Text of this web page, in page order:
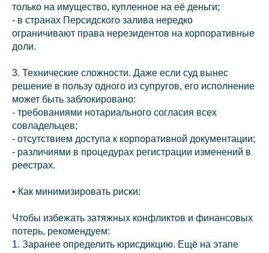
только на имущество, купленное на её деньги;
- в странах Персидского залива нередко
ограничивают права нерезидентов на корпоративные
доли.
3. Технические сложности. Даже если суд вынес
решение в пользу одного из супругов, его исполнение
может быть заблокировано:
- требованиями нотариального согласия всех
совладельцев;
- отсутствием доступа к корпоративной документации;
- различиями в процедурах регистрации изменений в
реестрах.
• Как минимизировать риски:
Чтобы избежать затяжных конфликтов и финансовых
потерь, рекомендуем:
1. Заранее определить юрисдикцию. Ещё на этапе